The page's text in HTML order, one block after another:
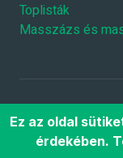
Toplisták
Masszázs és
2026 ©
Főoldal
Ez az oldal
érdekében.